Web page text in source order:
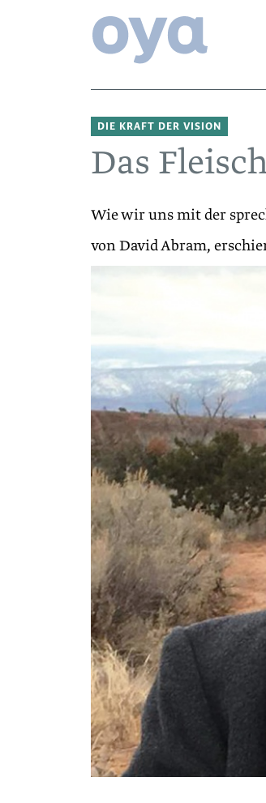
DIE KRAFT DER VISION
Das
Wie wir uns mit der
von David Abram,